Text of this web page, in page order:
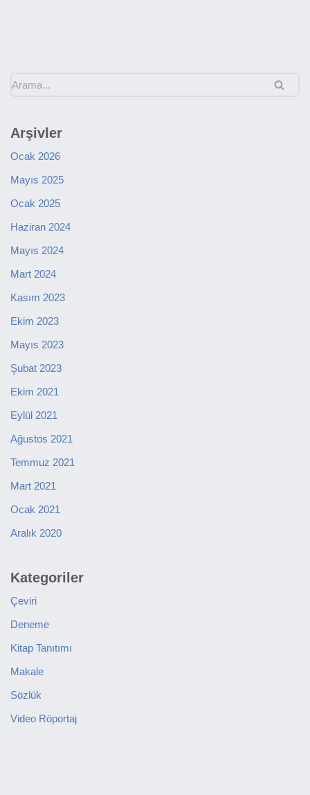
Arşivler
Ocak 2026
Mayıs 2025
Ocak 2025
Haziran 2024
Mayıs 2024
Mart 2024
Kasım 2023
Ekim 2023
Mayıs 2023
Şubat 2023
Ekim 2021
Eylül 2021
Ağustos 2021
Temmuz 2021
Mart 2021
Ocak 2021
Aralık 2020
Kategoriler
Çeviri
Deneme
Kitap Tanıtımı
Makale
Sözlük
Video Röportaj